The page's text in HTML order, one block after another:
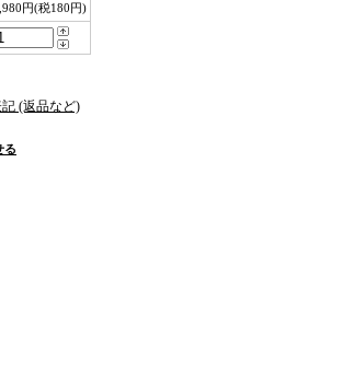
円(税180円)
(返品など)
る